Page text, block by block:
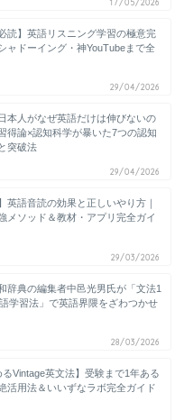
読】英語リスニング学習の極意完
ャドーイング・神YouTubeまで全
29/04/2026
本人がなぜ英語だけは伸びないの
得論×認知科学が暴いた7つの認知
突破法
29/04/2026
英語音読の効果と正しいやり方｜
メソッド＆教材・アプリ完全ガイ
29/03/2026
辞典の編集者中邑光男氏が「文法1
学習法」で英語界隈をざわつかせ
28/03/2026
るVintage英文法】受験まで1年ある
活用法＆いいずなラボ完全ガイド